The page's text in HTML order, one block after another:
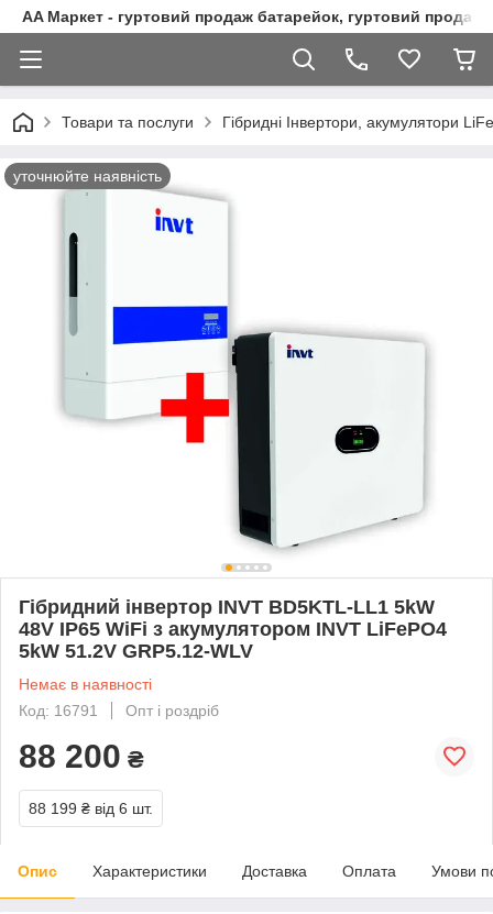
AA Маркет - гуртовий продаж батарейок, гуртовий продаж
Товари та послуги Гібридні Інвертори, акумулятори
уточнюйте наявність
Гібридний інвертор INVT BD5KTL-LL1 5kW
48V IP65 WiFi з акумулятором INVT LiFePO4
5kW 51.2V GRP5.12-WLV
Немає в наявності
Код: 16791
Опт і роздріб
88 200 ₴
88 199 ₴ від 6 шт.
Опис Характеристики Доставка Оплата Умови